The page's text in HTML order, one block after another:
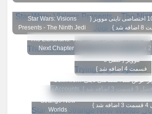
تگ تصویر عوض شد 1080 اختصاصی تاینی موویز {
}
Star Wars: Visions
Presents - The Ninth Jedi
تگ تصویر عوض شد 1080 اختصاصی تاینی
The Librarians: The
Next Chapter
تگ تصویر عوض شد
موویز { فصل 5
قسمت 4 اضافه شد }
Trying
عوض شد اختصاصی تاینی
اضافه شد }
Colin from
Accounts
تگ تصویر عوض شد 1080 اختصاصی تاینی
}
Star Trek:
Strange New
Worlds